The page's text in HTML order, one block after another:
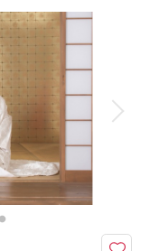
撮影日の空き
を確認する
新郎衣装1着
小物一式
台紙付写真
挙式
ペットと撮影
ト撮影プラン！